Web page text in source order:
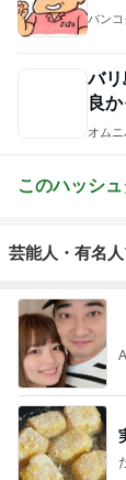
バン
バ
良
オムニ
このハッシ
芸能人・有名